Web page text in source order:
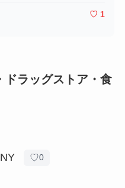
♡ 1
ドラッグストア・食
♡0